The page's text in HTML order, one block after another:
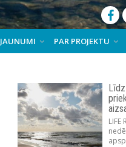
JAUNUMI PAR PROJEKTU